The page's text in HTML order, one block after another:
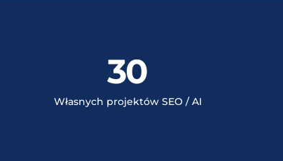
30
Własnych projektów SEO / AI